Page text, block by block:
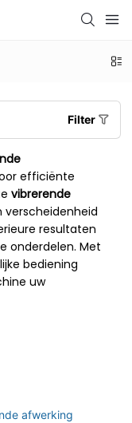
Filter
efficiënte
vibrerende
verscheidenheid
resultaten
onderdelen. Met
bediening
uw